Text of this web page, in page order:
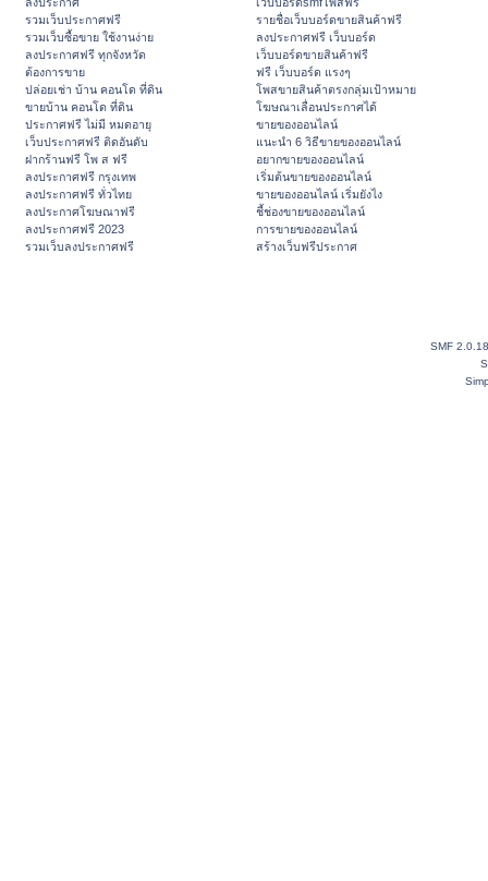
รวมเว็บประกาศฟรี
รวมเว็บซื้อขาย ใช้งานง่าย
ลงประกาศฟรี ทุกจังหวัด
ต้องการขาย
ปล่อยเช่า บ้าน คอนโด ที่ดิน
ขายบ้าน คอนโด ที่ดิน
ประกาศฟรี ไม่มี หมดอายุ
เว็บประกาศฟรี ติดอันดับ
ฝากร้านฟรี โพ ส ฟรี
ลงประกาศฟรี กรุงเทพ
ลงประกาศฟรี ทั่วไทย
ลงประกาศโฆษณาฟรี
ลงประกาศฟรี 2023
รวมเว็บลงประกาศฟรี
รายชื่อเว็บบอร์ดขายสินค้าฟรี
ลงประกาศฟรี เว็บบอร์ด
เว็บบอร์ดขายสินค้าฟรี
ฟรี เว็บบอร์ด แรงๆ
โพสขายสินค้าตรงกลุ่มเป้าหมาย
โฆษณาเลื่อนประกาศได้
ขายของออนไลน์
แนะนำ 6 วิธีขายของออนไลน์
อยากขายของออนไลน์
เริ่มต้นขายของออนไลน์
ขายของออนไลน์ เริ่มยังไง
ชี้ช่องขายของออนไลน์
การขายของออนไลน์
สร้างเว็บฟรีประกาศ
SMF 2.0.18